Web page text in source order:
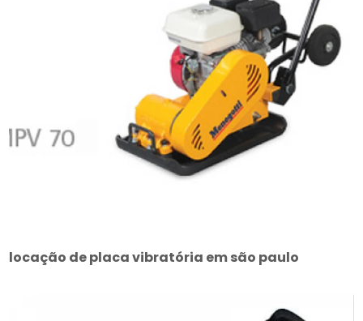
locação de placa vibratória em são paulo